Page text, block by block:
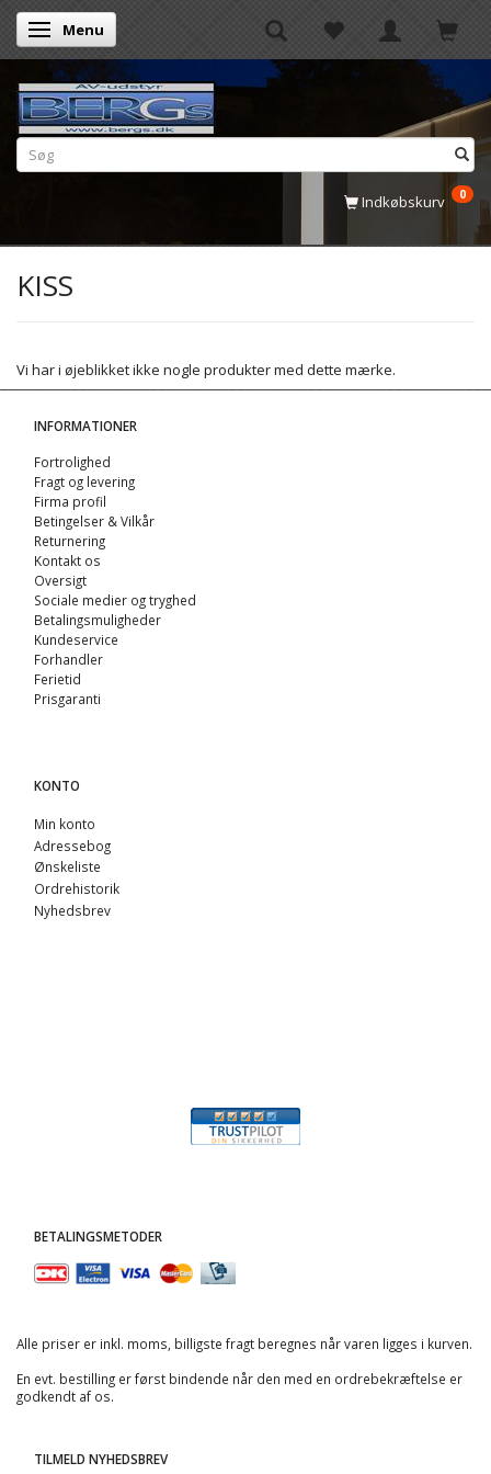
Skifte navigation
Menu
Indkøbskurv 0
KISS
Vi har i øjeblikket ikke nogle produkter med dette mærke.
INFORMATIONER
Fortrolighed
Fragt og levering
Firma profil
Betingelser & Vilkår
Returnering
Kontakt os
Oversigt
Sociale medier og tryghed
Betalingsmuligheder
Kundeservice
Forhandler
Ferietid
Prisgaranti
KONTO
Min konto
Adressebog
Ønskeliste
Ordrehistorik
Nyhedsbrev
BETALINGSMETODER
Alle priser er inkl. moms, billigste fragt beregnes når varen ligges i kurven.
En evt. bestilling er først bindende når den med en ordrebekræftelse er
godkendt af os.
TILMELD NYHEDSBREV